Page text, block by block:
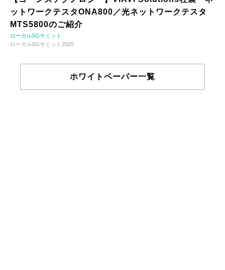
ットワークテスタONA800／光ネットワークテスタ
MTS5800のご紹介
ローカル5Gサミット
ローカル5Gサミット2025
ホワイトペーパー一覧